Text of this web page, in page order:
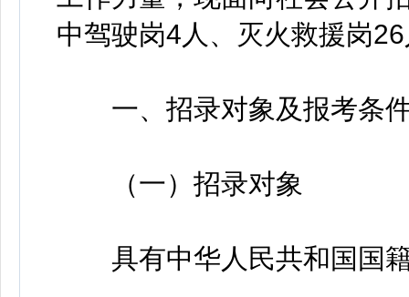
中驾驶岗4人、灭火救援岗
一、招录对象及报考条
（一）招录对象
具有中华人民共和国国